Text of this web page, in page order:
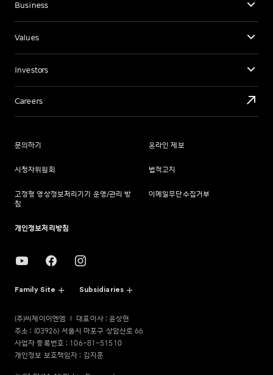
Business
Values
Investors
Careers
문의하기 온라인 제보
시청자위원회 법적고지
고정형 영상정보처리기기 운영/관리 방
침
이메일무단수집거부
개인정보처리방침
Family Site Subsidiaries
(주)씨제이이엔엠
대표이사 : 윤상현
주소 : (03926) 서울시 마포구 상암산로 66
사업자 등록번호 : 106-81-51510
개인정보 보호책임자 : 김지훈